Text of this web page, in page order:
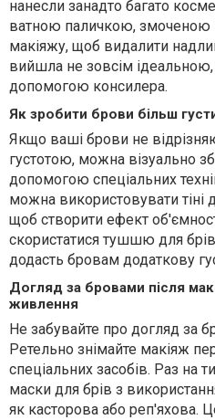
нанесли занадто багато
ватною паличкою, змоченою
макіяжу, щоб видалити
вийшла не зовсім ідеальною,
допомогою консилера.
Як зробити брови більш
Якщо ваші брови не
густотою, можна візуально
допомогою спеціальних
можна використовувати тіні
щоб створити ефект
скористатися тушшю для
додасть бровам додаткову
Догляд за бровами після
живлення
Не забувайте про догляд за
Ретельно знімайте макіяж
спеціальних засобів. Раз на
маски для брів з
як касторова або реп'яхова.